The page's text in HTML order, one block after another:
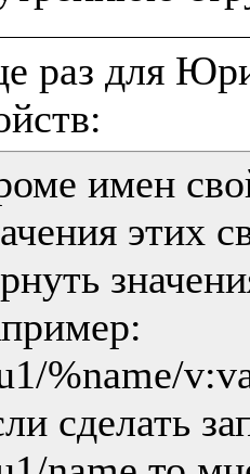
раз для
имен
этих
%name/
сделать